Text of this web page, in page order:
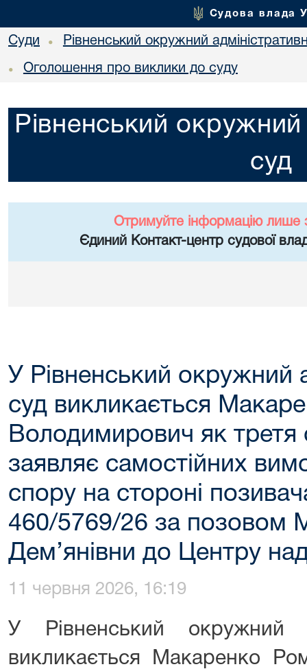
Судова влада
Суди • Рівненський окружний
• Оголошення про виклики до суду
Рівненський окружний
суд
Отримуйте інформацію лише
Єдиний Контакт-центр судової
У Рівненський окружний
суд викликається
Володимирович як третя
заявляє самостійних
спору на стороні
460/5769/26 за позовом
Дем’янівни до Центру
11 червня 2026, 16:19
У Рівненський окружний
викликається Макаренко